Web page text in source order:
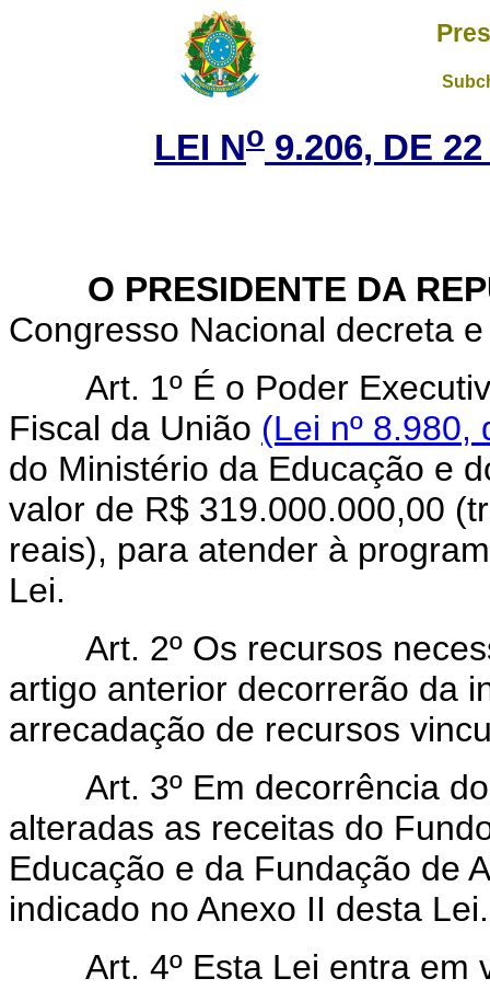
LEI No 9.206, DE
O PRESIDENTE DA
Congresso Nacional decreta
Art. 1º É o Poder
Fiscal da União (Lei nº 8.980,
do Ministério da Educação e
valor de R$ 319.000.000,00
reais), para atender à
Lei.
Art. 2º Os recursos
artigo anterior decorrerão da
arrecadação de recursos
Art. 3º Em decorrência
alteradas as receitas do
Educação e da Fundação de
indicado no Anexo II desta Lei.
Art. 4º Esta Lei entra em